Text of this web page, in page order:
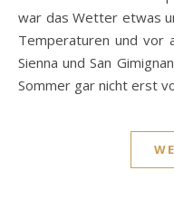
war das Wetter etwas
Temperaturen und vor
Sienna und San
Sommer gar nicht erst